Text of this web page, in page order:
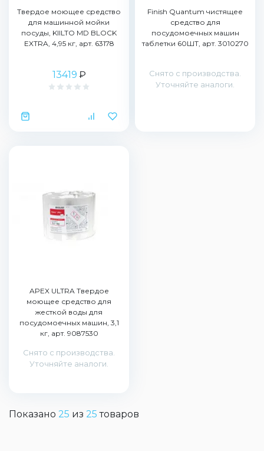
Твердое моющее средство
для машинной мойки
посуды, KIILTO MD BLOCK
EXTRA, 4,95 кг, арт. 63178
13419 ₽
Finish Quantum чистящее
средство для
посудомоечных машин
таблетки 60ШТ, арт. 3010270
Снято с производства.
Уточняйте аналоги.
APEX ULTRA Твердое
моющее средство для
жесткой воды для
посудомоечных машин, 3,1
кг, арт. 9087530
Снято с производства.
Уточняйте аналоги.
Показано 25 из 25 товаров